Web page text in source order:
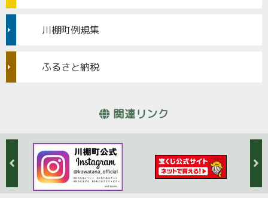
川棚町例規集
ふるさと納税
関連リンク